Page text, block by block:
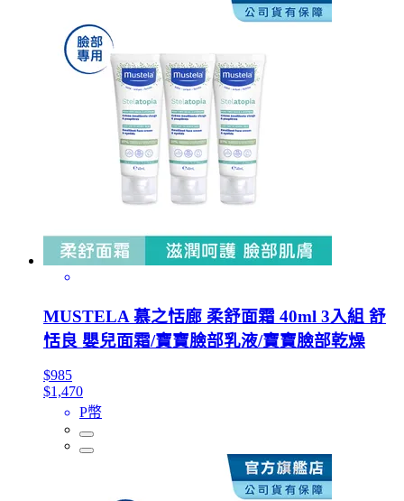
MUSTELA 慕之恬廊 柔舒面霜 40ml 3入組 舒
恬良 嬰兒面霜/寶寶臉部乳液/寶寶臉部乾燥
$985
$1,470
P幣